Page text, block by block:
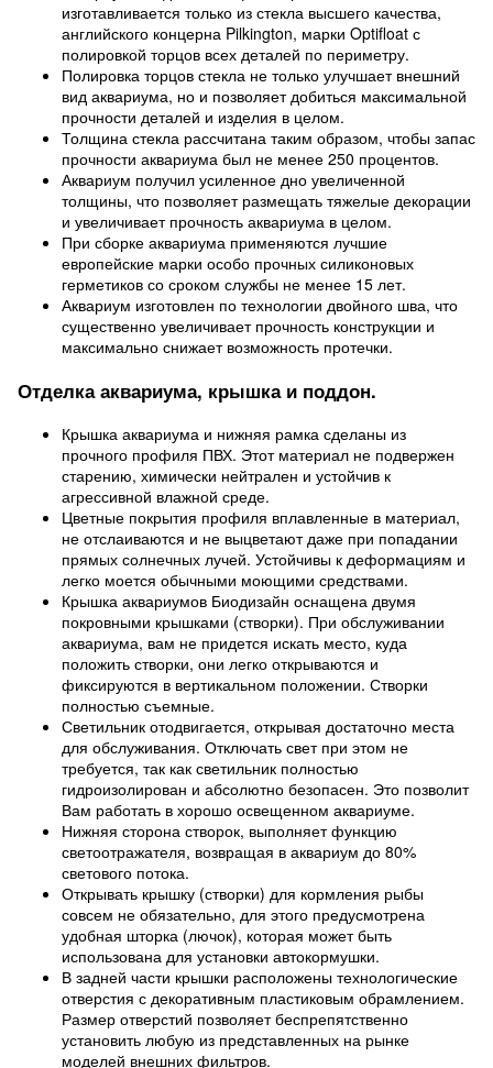
изготавливается только из стекла высшего качества,
английского концерна Pilkington, марки Optifloat с
полировкой торцов всех деталей по периметру.
Полировка торцов стекла не только улучшает внешний
вид аквариума, но и позволяет добиться максимальной
прочности деталей и изделия в целом.
Толщина стекла рассчитана таким образом, чтобы запас
прочности аквариума был не менее 250 процентов.
Аквариум получил усиленное дно увеличенной
толщины, что позволяет размещать тяжелые декорации
и увеличивает прочность аквариума в целом.
При сборке аквариума применяются лучшие
европейские марки особо прочных силиконовых
герметиков со сроком службы не менее 15 лет.
Аквариум изготовлен по технологии двойного шва, что
существенно увеличивает прочность конструкции и
максимально снижает возможность протечки.
Отделка аквариума, крышка и поддон.
Крышка аквариума и нижняя рамка сделаны из
прочного профиля ПВХ. Этот материал не подвержен
старению, химически нейтрален и устойчив к
агрессивной влажной среде.
Цветные покрытия профиля вплавленные в материал,
не отслаиваются и не выцветают даже при попадании
прямых солнечных лучей. Устойчивы к деформациям и
легко моется обычными моющими средствами.
Крышка аквариумов Биодизайн оснащена двумя
покровными крышками (створки). При обслуживании
аквариума, вам не придется искать место, куда
положить створки, они легко открываются и
фиксируются в вертикальном положении. Створки
полностью съемные.
Светильник отодвигается, открывая достаточно места
для обслуживания. Отключать свет при этом не
требуется, так как светильник полностью
гидроизолирован и абсолютно безопасен. Это позволит
Вам работать в хорошо освещенном аквариуме.
Нижняя сторона створок, выполняет функцию
светоотражателя, возвращая в аквариум до 80%
светового потока.
Открывать крышку (створки) для кормления рыбы
совсем не обязательно, для этого предусмотрена
удобная шторка (лючок), которая может быть
использована для установки автокормушки.
В задней части крышки расположены технологические
отверстия с декоративным пластиковым обрамлением.
Размер отверстий позволяет беспрепятственно
установить любую из представленных на рынке
моделей внешних фильтров.